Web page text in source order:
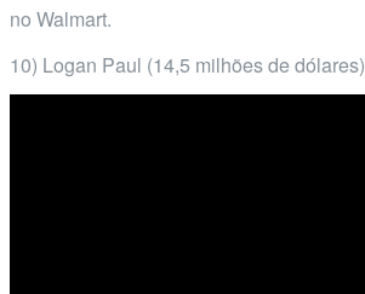
no Walmart.
10) Logan Paul (14,5 milhões de dólares)